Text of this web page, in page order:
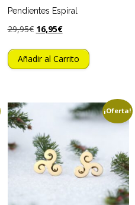
Pendientes Espiral
29,95€ 16,95€
Añadir al Carrito
¡Oferta!